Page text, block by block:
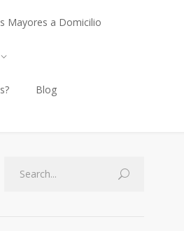
Mayores a Domicilio
Blog